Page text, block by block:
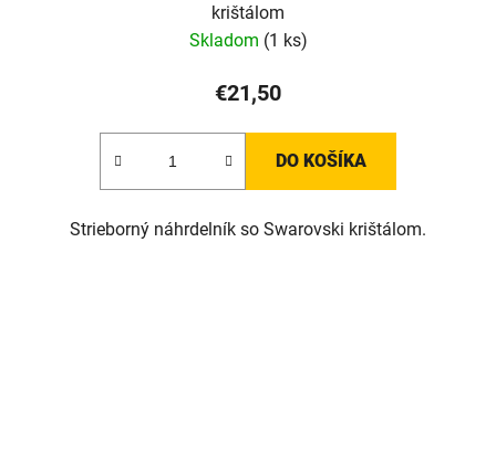
krištálom
Skladom (1 ks)
€21,50
DO KOŠÍKA
Strieborný náhrdelník so Swarovski krištálom.